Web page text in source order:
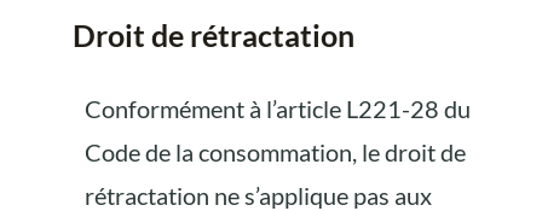
Droit de rétractation
Conformément à l’article L221-28 du
Code de la consommation, le droit de
rétractation ne s’applique pas aux